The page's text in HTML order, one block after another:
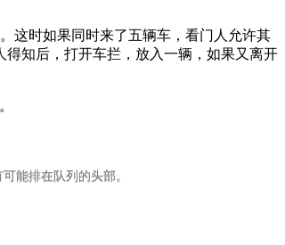
这时如果同时来了五辆车，看门人允许其
知后，打开车拦，放入一辆，如果又离开
能排在队列的头部。